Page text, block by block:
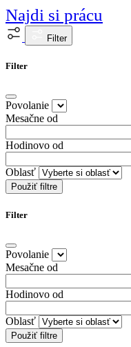
Najdi si prácu
Filter
Filter
Povolanie
Mesačne od
Hodinovo od
Oblasť
Použiť filtre
Filter
Povolanie
Mesačne od
Hodinovo od
Oblasť
Použiť filtre